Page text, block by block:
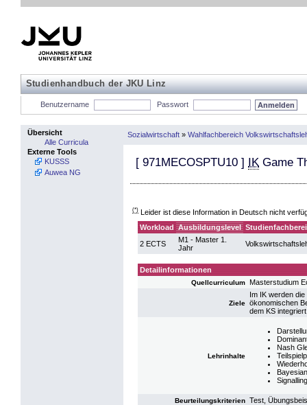
Studienhandbuch der JKU Linz
Benutzername Passwort
Übersicht
Alle Curricula
Externe Tools
KUSSS
Auwea NG
Sozialwirtschaft » Wahlfachbereich
[ 971MECOSPTU10 ] IK Game
(*) Leider ist diese Information in Deutsch nicht
Workload Ausbildungslevel
2 ECTS
M1 - Master 1.
Jahr
Detailinformationen
Quellcurriculum Masterstudium
Ziele
Im IK werden
ökonomischen
dem KS
Lehrinhalte
Nash
Signalling
Beurteilungskriterien Test,